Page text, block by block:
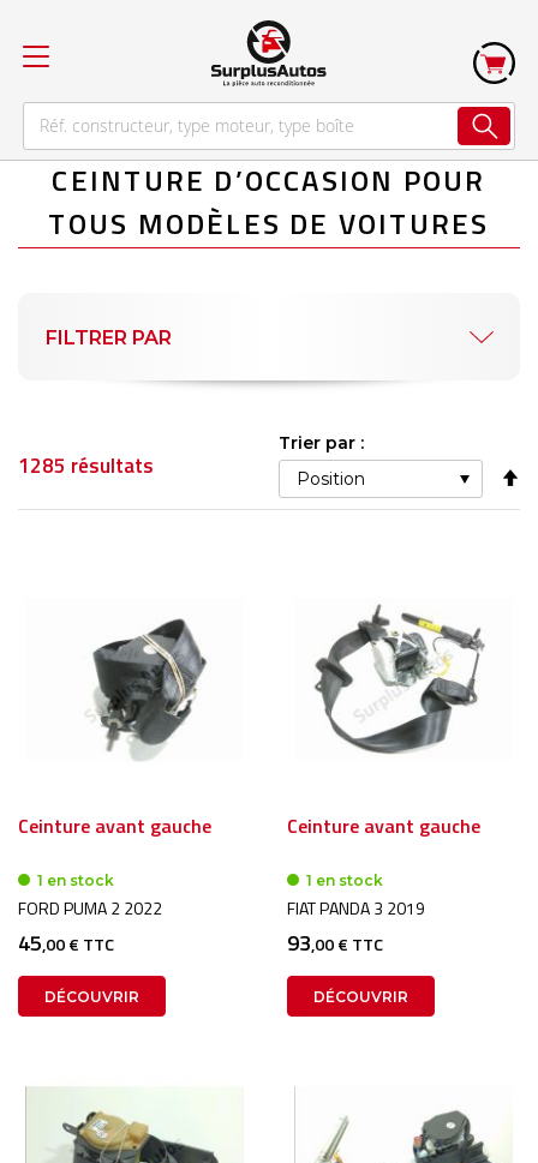
CEINTURE D’OCCASION POUR
TOUS MODÈLES DE VOITURES
1285 résultats
Trier par :
Ceinture avant gauche
1 en stock
FORD PUMA 2 2022
45,00 € TTC
DÉCOUVRIR
Ceinture avant gauche
1 en stock
FIAT PANDA 3 2019
93,00 € TTC
DÉCOUVRIR
FILTRER PAR